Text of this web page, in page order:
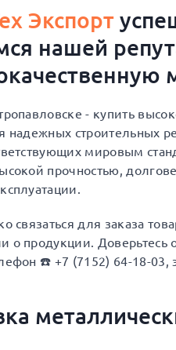
Экспорт
нашей
- купить
надежных строительных
мировым
прочностью,
связаться для заказа
о продукции. Доверьтесь
☎️ +7 (7152) 64-18-03,